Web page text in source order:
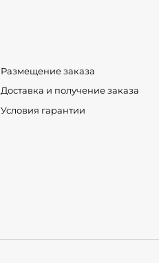
Размещение заказа
Доставка и получение заказа
Условия гарантии